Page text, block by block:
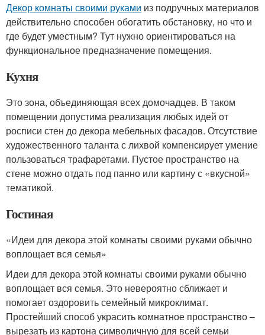
Декор комнаты своими руками из подручных материалов
действительно способен обогатить обстановку, но что и
где будет уместным? Тут нужно ориентироваться на
функциональное предназначение помещения.
Кухня
Это зона, объединяющая всех домочадцев. В таком
помещении допустима реализация любых идей от
росписи стен до декора мебельных фасадов. Отсутствие
художественного таланта с лихвой компенсирует умение
пользоваться трафаретами. Пустое пространство на
стене можно отдать под панно или картину с «вкусной»
тематикой.
Гостиная
«Идеи для декора этой комнаты своими руками обычно
воплощает вся семья»
Идеи для декора этой комнаты своими руками обычно
воплощает вся семья. Это невероятно сближает и
помогает оздоровить семейный микроклимат.
Простейший способ украсить комнатное пространство –
вырезать из картона символичную для всей семьи